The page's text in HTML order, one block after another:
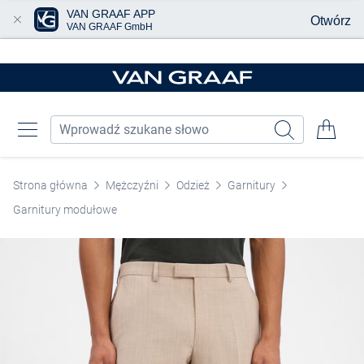
Strona główna Mężczyźni Odzież
Garnitury
Garnitury modułowe
VAN GRAAF APP
VAN GRAAF GmbH Otwórz